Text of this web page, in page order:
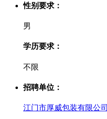
性别要求：
男
学历要求：
不限
招聘单位：
江门市厚威包装有限公司